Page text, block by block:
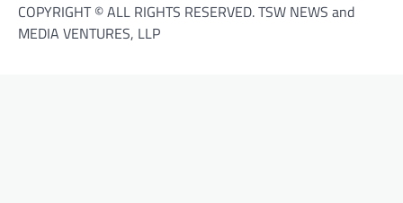
COPYRIGHT © ALL RIGHTS RESERVED. TSW NEWS and
MEDIA VENTURES, LLP